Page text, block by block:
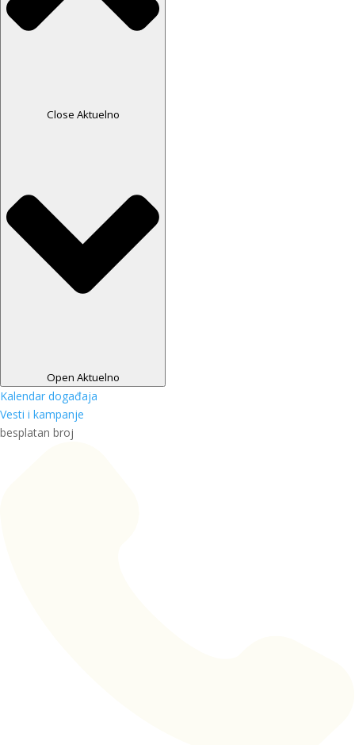
Close Aktuelno
Open Aktuelno
Kalendar događaja
Vesti i kampanje
besplatan broj